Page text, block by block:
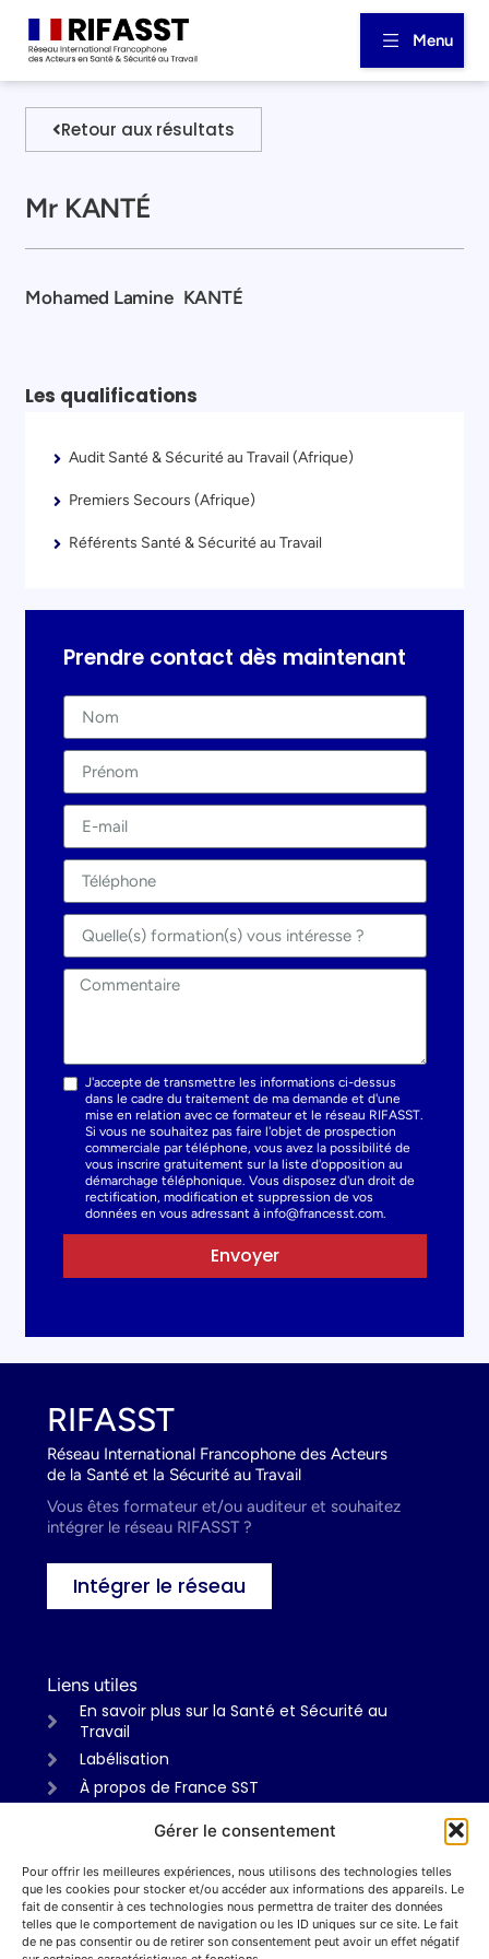
Gérer le consentement
Pour offrir les meilleures expériences, nous utilisons des technologies telles
que les cookies pour stocker et/ou accéder aux informations des appareils. Le
fait de consentir à ces technologies nous permettra de traiter des données
telles que le comportement de navigation ou les ID uniques sur ce site. Le fait
de ne pas consentir ou de retirer son consentement peut avoir un effet négatif
Menu
Retour aux résultats
Mr KANTÉ
Mohamed Lamine KANTÉ
Les qualifications
Audit Santé & Sécurité au Travail (Afrique)
Premiers Secours (Afrique)
Référents Santé & Sécurité au Travail
Prendre contact dès maintenant
J'accepte de transmettre les informations ci-dessus
dans le cadre du traitement de ma demande et d'une
mise en relation avec ce formateur et le réseau RIFASST.
Si vous ne souhaitez pas faire l'objet de prospection
commerciale par téléphone, vous avez la possibilité de
vous inscrire gratuitement sur la liste d'opposition au
démarchage téléphonique. Vous disposez d'un droit de
rectification, modification et suppression de vos
données en vous adressant à info@francesst.com.
Envoyer
RIFASST
Réseau International Francophone des Acteurs
de la Santé et la Sécurité au Travail
Vous êtes formateur et/ou auditeur et souhaitez
intégrer le réseau RIFASST ?
Intégrer le réseau
Liens utiles
En savoir plus sur la Santé et Sécurité au
Travail
Labélisation
À propos de France SST
Informations
Mentions légales
Politiques de confidentialité